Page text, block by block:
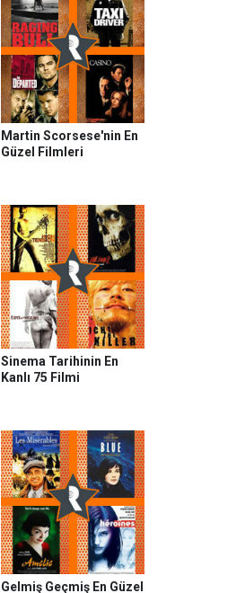
Martin Scorsese'nin En
Güzel Filmleri
Sinema Tarihinin En
Kanlı 75 Filmi
Gelmiş Geçmiş En Güzel